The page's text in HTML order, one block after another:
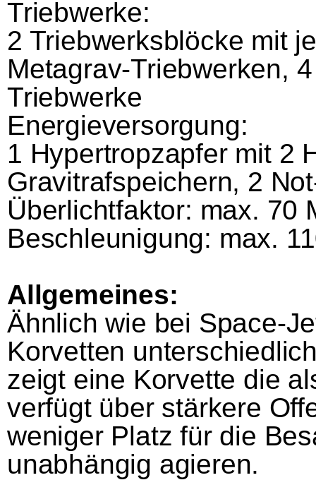
Triebwerke:
2 Triebwerksblöcke mit
Metagrav-Triebwerken,
Triebwerke
Energieversorgung:
1 Hypertropzapfer mit 2
Gravitrafspeichern, 2
Überlichtfaktor: max. 70
Beschleunigung: max.
Allgemeines:
Ähnlich wie bei Space-
Korvetten
zeigt eine Korvette die
verfügt über stärkere
weniger Platz für die
unabhängig agieren.